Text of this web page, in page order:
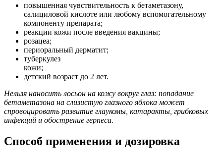
повышенная чувствительность к бетаметазону,
салициловой кислоте или любому вспомогательному
компоненту препарата;
реакции кожи после введения вакцины;
розацеа;
периоральный дерматит;
туберкулез
кожи;
детский возраст до 2 лет.
Нельзя наносить лосьон на кожу вокруг глаз: попадание
бетаметазона на слизистую глазного яблока может
спровоцировать развитие глаукомы, катаракты, грибковых
инфекций и обострение герпеса.
Способ применения и дозировка